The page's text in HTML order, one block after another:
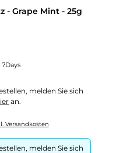
- Grape Mint - 25g
7Days
melden Sie sich
an.
Versandkosten
melden Sie sich